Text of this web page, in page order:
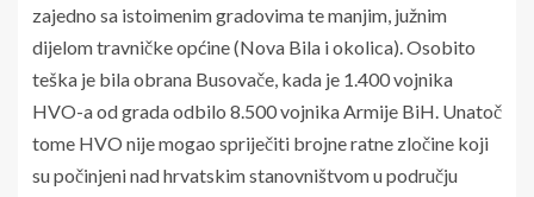
zajedno sa istoimenim gradovima te manjim, južnim
dijelom travničke općine (Nova Bila i okolica). Osobito
teška je bila obrana Busovače, kada je 1.400 vojnika
HVO-a od grada odbilo 8.500 vojnika Armije BiH. Unatoč
tome HVO nije mogao spriječiti brojne ratne zločine koji
su počinjeni nad hrvatskim stanovništvom u području